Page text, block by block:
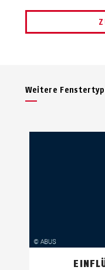
Weitere